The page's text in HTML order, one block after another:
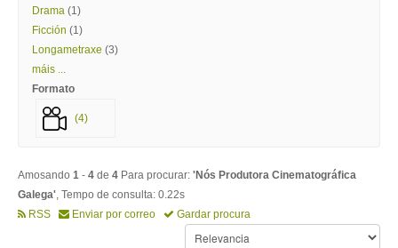
Drama (1)
Ficción (1)
Longametraxe (3)
máis ...
Formato
(4)
Amosando 1 - 4 de 4 Para procurar: 'Nós Produtora Cinematográfica
Galega', Tempo de consulta: 0.22s
RSS
Enviar por correo Gardar procura